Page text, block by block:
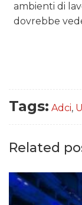
ambienti di
dovrebbe
Tags: Adci,
Related